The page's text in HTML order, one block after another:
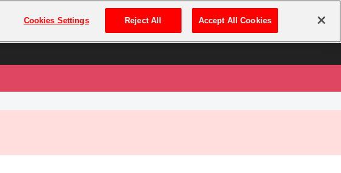
プレミアム会員とは ログイン・新規登録
Cookies Settings Reject All Accept All Cookies